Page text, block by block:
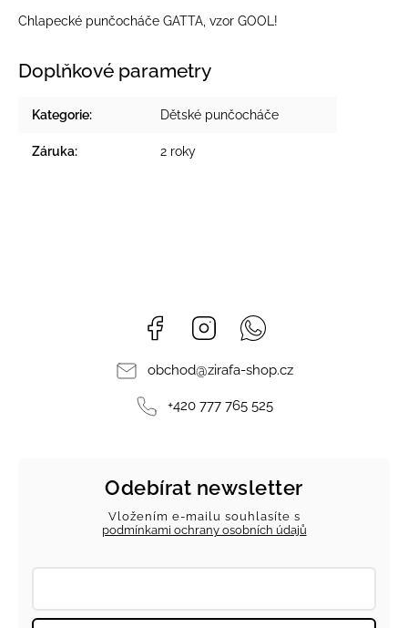
Chlapecké punčocháče GATTA, vzor GOOL!
Doplňkové parametry
Kategorie: Dětské punčocháče
Záruka: 2 roky
Facebook Instagram
obchod@zirafa-shop.cz
+420 777 765 525
Odebírat newsletter
Vložením e-mailu souhlasíte s
podmínkami ochrany osobních údajů